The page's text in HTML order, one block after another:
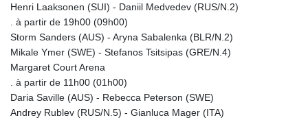
Henri Laaksonen (SUI) - Daniil Medvedev (RUS/N.2)
. à partir de 19h00 (09h00)
Storm Sanders (AUS) - Aryna Sabalenka (BLR/N.2)
Mikale Ymer (SWE) - Stefanos Tsitsipas (GRE/N.4)
Margaret Court Arena
. à partir de 11h00 (01h00)
Daria Saville (AUS) - Rebecca Peterson (SWE)
Andrey Rublev (RUS/N.5) - Gianluca Mager (ITA)